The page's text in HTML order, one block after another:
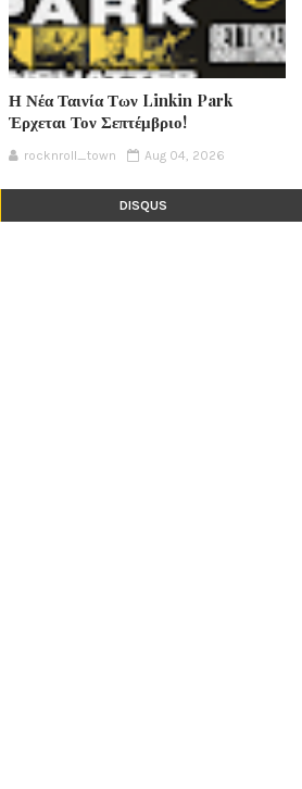
Η Νέα Ταινία Των Linkin Park
Έρχεται Τον Σεπτέμβριο!
rocknroll_town Aug 04, 2026
DISQUS